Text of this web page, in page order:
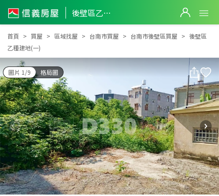
後壁區乙種建地(一)
後壁區乙種建地(一)
首頁 買屋 區域找屋 台南市買屋 台南市後壁區買屋
後壁區
乙種建地(一)
圖片 1/9 格局圖